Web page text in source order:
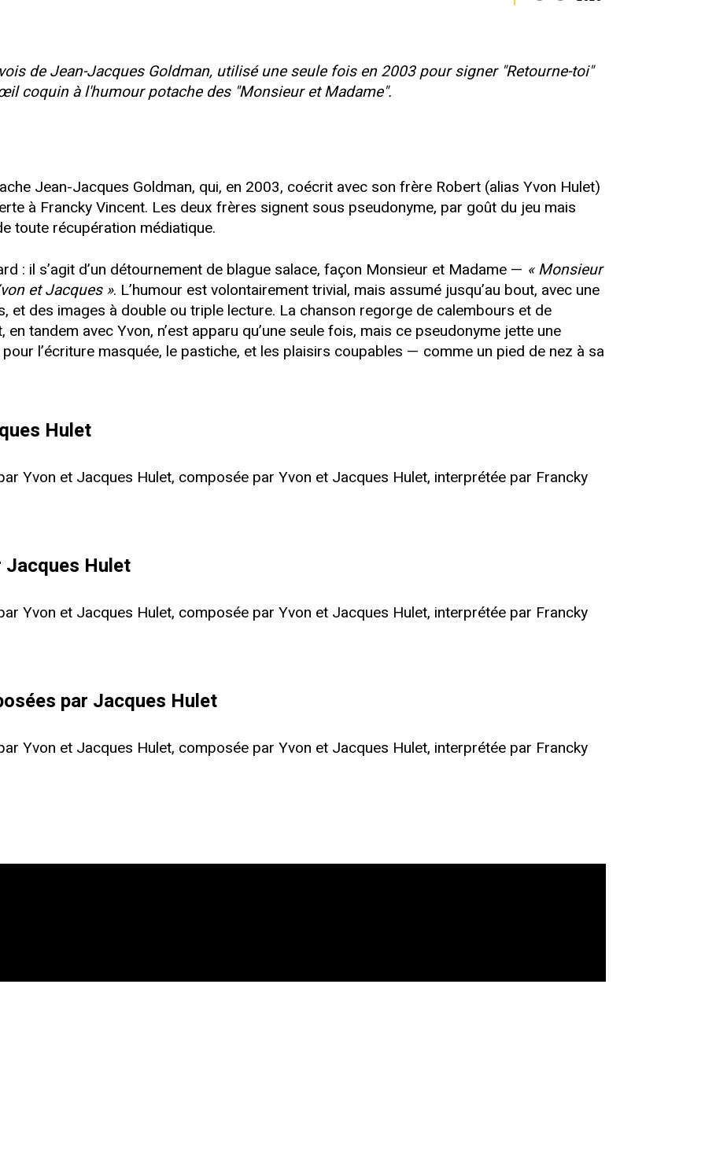
de Jean-Jacques Goldman, utilisé une seule fois en 2003 pour signer "Retourne-toi"
coquin à l'humour potache des "Monsieur et Madame".
Jean-Jacques Goldman, qui, en 2003, coécrit avec son frère Robert (alias Yvon Hulet)
à Francky Vincent. Les deux frères signent sous pseudonyme, par goût du jeu mais
toute récupération médiatique.
: il s’agit d’un détournement de blague salace, façon Monsieur et Madame — « Monsieur
et Jacques ». L’humour est volontairement trivial, mais assumé jusqu’au bout, avec une
et des images à double ou triple lecture. La chanson regorge de calembours et de
tandem avec Yvon, n’est apparu qu’une seule fois, mais ce pseudonyme jette une
l’écriture masquée, le pastiche, et les plaisirs coupables — comme un pied de nez à sa
Hulet
Yvon et Jacques Hulet, composée par Yvon et Jacques Hulet, interprétée par Francky
Jacques Hulet
Yvon et Jacques Hulet, composée par Yvon et Jacques Hulet, interprétée par Francky
par Jacques Hulet
Yvon et Jacques Hulet, composée par Yvon et Jacques Hulet, interprétée par Francky